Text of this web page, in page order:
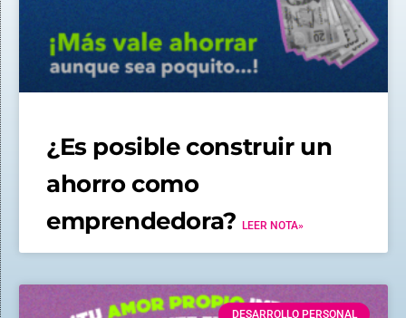
¿Es posible construir un
ahorro como
emprendedora?LEER NOTA»
DESARROLLO PERSONAL